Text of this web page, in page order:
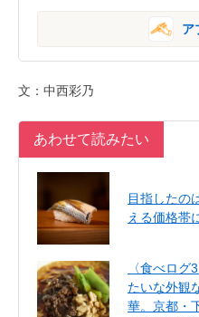
ア
文：中西彩乃
あわせて読みたい
目指したの
える価格帯
〈食べロ
たいな外観
華。京都・